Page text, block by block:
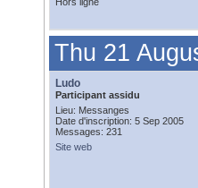
Thu 21
Ludo
Participant assidu
Lieu: Messanges
Date d'inscription: 5 Sep 2005
Messages: 231
Site web